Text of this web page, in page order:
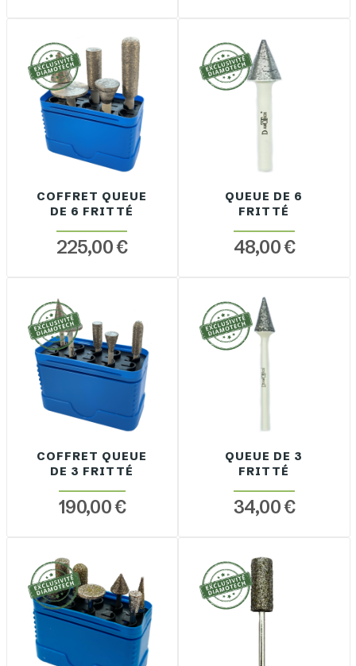
COFFRET QUEUE
DE 6 FRITTÉ
225,00 €
QUEUE DE 6
FRITTÉ
48,00 €
COFFRET QUEUE
DE 3 FRITTÉ
190,00 €
QUEUE DE 3
FRITTÉ
34,00 €